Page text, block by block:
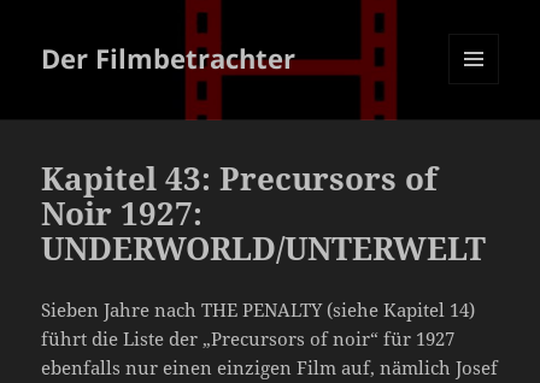
Der Filmbetrachter
Kapitel 43: Precursors of
Noir 1927:
UNDERWORLD/UNTERWELT
Sieben Jahre nach THE PENALTY (siehe Kapitel 14)
führt die Liste der „Precursors of noir“ für 1927
ebenfalls nur einen einzigen Film auf, nämlich Josef